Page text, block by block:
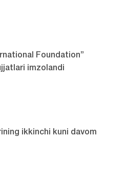
Foundation”
imzolandi
ikkinchi kuni davom